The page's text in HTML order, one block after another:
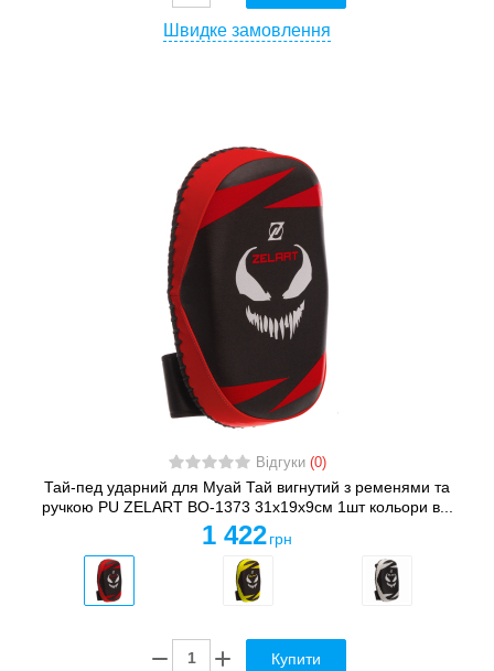
Швидке замовлення
Відгуки (0)
Тай-пед ударний для Муай Тай вигнутий з ременями та
ручкою PU ZELART BO-1373 31x19x9см 1шт кольори в...
1 422 грн
Купити